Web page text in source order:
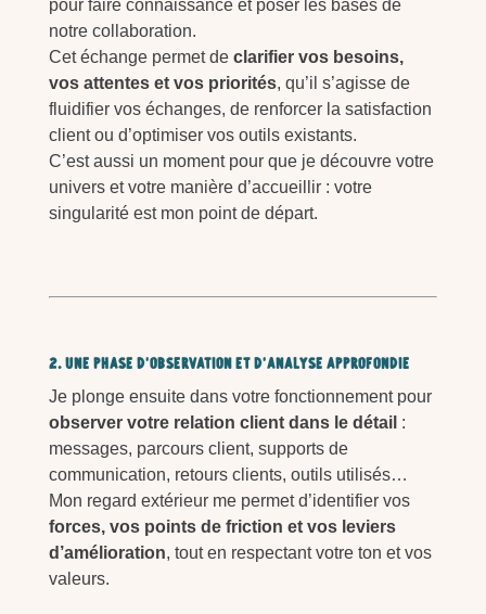
pour faire connaissance et poser les bases de
notre collaboration.
Cet échange permet de clarifier vos besoins,
vos attentes et vos priorités, qu’il s’agisse de
fluidifier vos échanges, de renforcer la satisfaction
client ou d’optimiser vos outils existants.
C’est aussi un moment pour que je découvre votre
univers et votre manière d’accueillir : votre
singularité est mon point de départ.
2. Une phase d’observation et d’analyse approfondie
Je plonge ensuite dans votre fonctionnement pour
observer votre relation client dans le détail :
messages, parcours client, supports de
communication, retours clients, outils utilisés…
Mon regard extérieur me permet d’identifier vos
forces, vos points de friction et vos leviers
d’amélioration, tout en respectant votre ton et vos
valeurs.